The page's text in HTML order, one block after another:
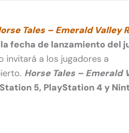
Tales – Emerald Valley
fecha de lanzamiento del
invitará a los jugadores a
Horse Tales – Emerald
5, PlayStation 4 y